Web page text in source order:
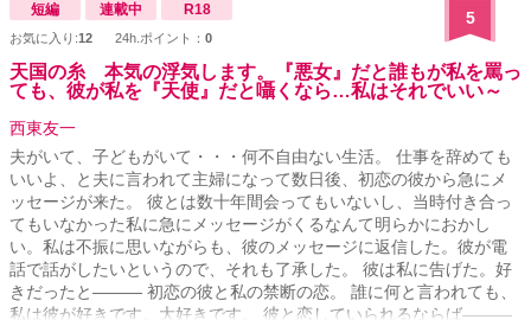
短編 連載中 R18
お気に入り:12 24h.ポイント： 0
5
天国の糸 本気の浮気します。『悪女』だと誰もが私を罵っ
ても、彼が私を『天使』だと囁くなら…私はそれでいい～
西東友一
夫がいて、子どもがいて・・・何不自由ない生活。 仕事を辞めても
いいよ、と夫に言われて主婦になって数日後、初恋の彼から急にメ
ッセージが来た。 彼とは数十年間会ってもいないし、当時付き合っ
てもいなかった私に急にメッセージがくるなんて明らかにおかし
い。私は不振に思いながらも、彼のメッセージに返信した。彼が電
話で話がしたいというので、それも了承した。 彼は私に告げた。好
きだったと――― 初恋の彼と私の禁断の恋。 誰に何と言われても、
私は彼が好きです。大好きです。 彼と恋していられるならば―――